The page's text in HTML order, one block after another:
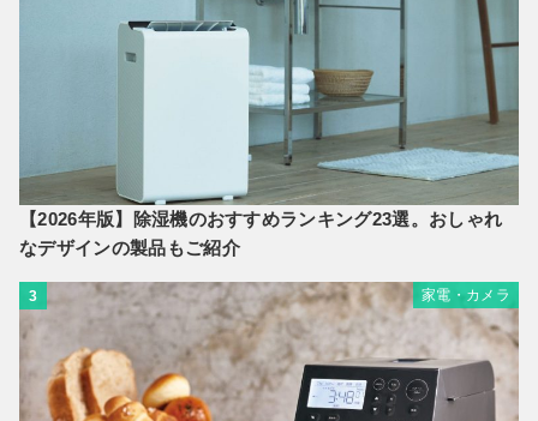
【2026年版】除湿機のおすすめランキング23選。おしゃれ
なデザインの製品もご紹介
3 家電・カメラ